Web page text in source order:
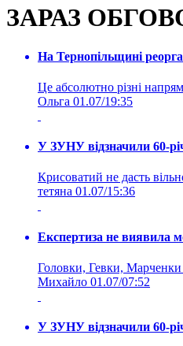
ЗАРАЗ
На Тернопільщині
Це абсолютно різні
Ольга 01.07/19:35
У ЗУНУ відзначили 60-
Крисоватий не дасть
тетяна 01.07/15:36
Експертиза не виявила
Головки, Гевки, Марченки
Михайло 01.07/07:52
У ЗУНУ відзначили 60-